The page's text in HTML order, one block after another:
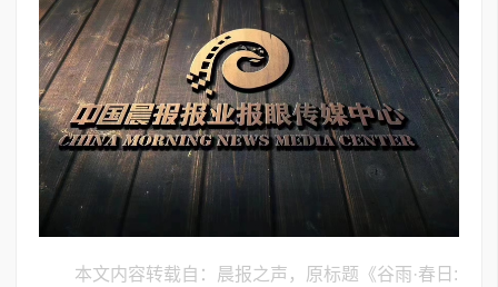
本文内容转载自：晨报之声，原标题《谷雨·春日: